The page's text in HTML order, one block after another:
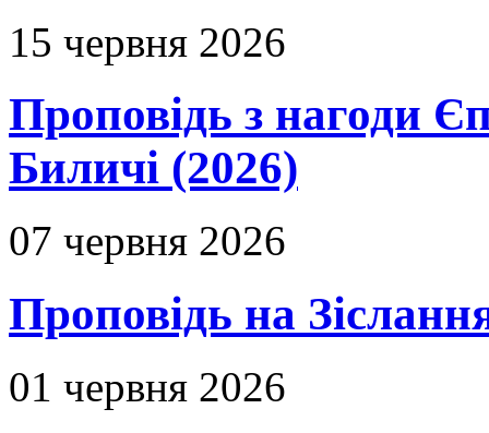
15 червня 2026
Проповідь з нагоди
Биличі (2026)
07 червня 2026
Проповідь на
01 червня 2026